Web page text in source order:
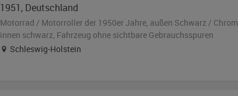
1951, Deutschland
Motorrad / Motorroller der 1950er Jahre, außen Schwarz / Chrom
innen schwarz, Fahrzeug ohne sichtbare Gebrauchsspuren
Schleswig-Holstein